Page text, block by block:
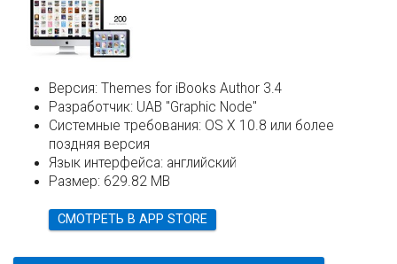
Версия: Themes for iBooks Author 3.4
Разработчик: UAB "Graphic Node"
Системные требования: OS X 10.8 или более
поздняя версия
Язык интерфейса: английский
Размер: 629.82 MB
СМОТРЕТЬ В APP STORE